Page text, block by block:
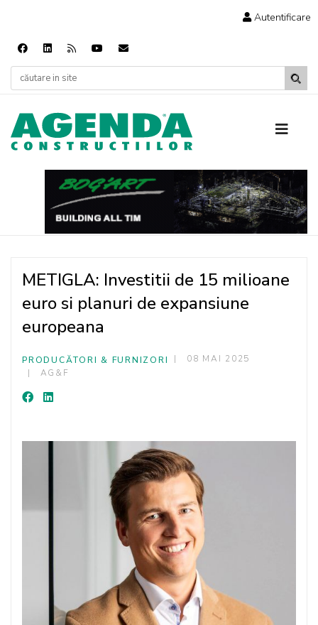
Autentificare
METIGLA: Investitii de 15 milioane
euro si planuri de expansiune
europeana
PRODUCĂTORI & FURNIZORI
08 MAI 2025
AG&F